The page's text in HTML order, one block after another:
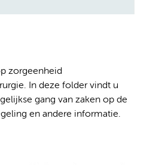
zorgeenheid
In deze folder vindt u
gang van zaken op de
en andere informatie.